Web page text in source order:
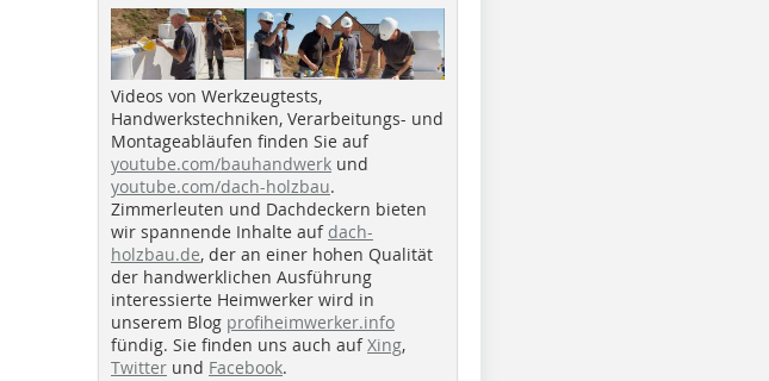
Videos von Werkzeugtests,
Handwerkstechniken, Verarbeitungs- und
Montageabläufen finden Sie auf
youtube.com/bauhandwerk und
youtube.com/dach-holzbau.
Zimmerleuten und Dachdeckern bieten
wir spannende Inhalte auf dach-
holzbau.de, der an einer hohen Qualität
der handwerklichen Ausführung
interessierte Heimwerker wird in
unserem Blog profiheimwerker.info
fündig. Sie finden uns auch aufXing,
Twitter und Facebook.